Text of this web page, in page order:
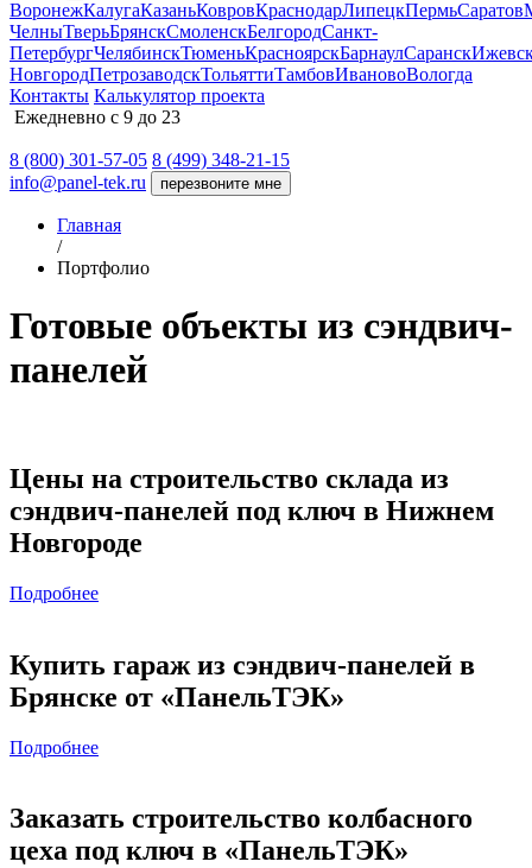
ВоронежКалугаКазаньКовровКраснодарЛипецкПермьСаратов
ЧелныТверьБрянскСмоленскБелгородСанкт-
ПетербургЧелябинскТюменьКрасноярскБарнаулСаранск
НовгородПетрозаводскТольяттиТамбовИвановоВологда
Контакты Калькулятор проекта
Ежедневно с 9 до 23
8 (800) 301-57-05 8 (499) 348-21-15
info@panel-tek.ru
перезвоните мне
Главная
/
Портфолио
Готовые объекты из сэндвич-
панелей
Цены на строительство склада из
сэндвич-панелей под ключ в Нижнем
Новгороде
Подробнее
Купить гараж из сэндвич-панелей в
Брянске от «ПанельТЭК»
Подробнее
Заказать строительство колбасного
цеха под ключ в «ПанельТЭК»